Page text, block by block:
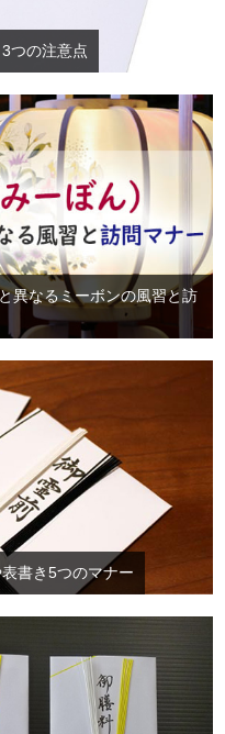
つの注意点
異なるミーボンの風習と訪
書き5つのマナー